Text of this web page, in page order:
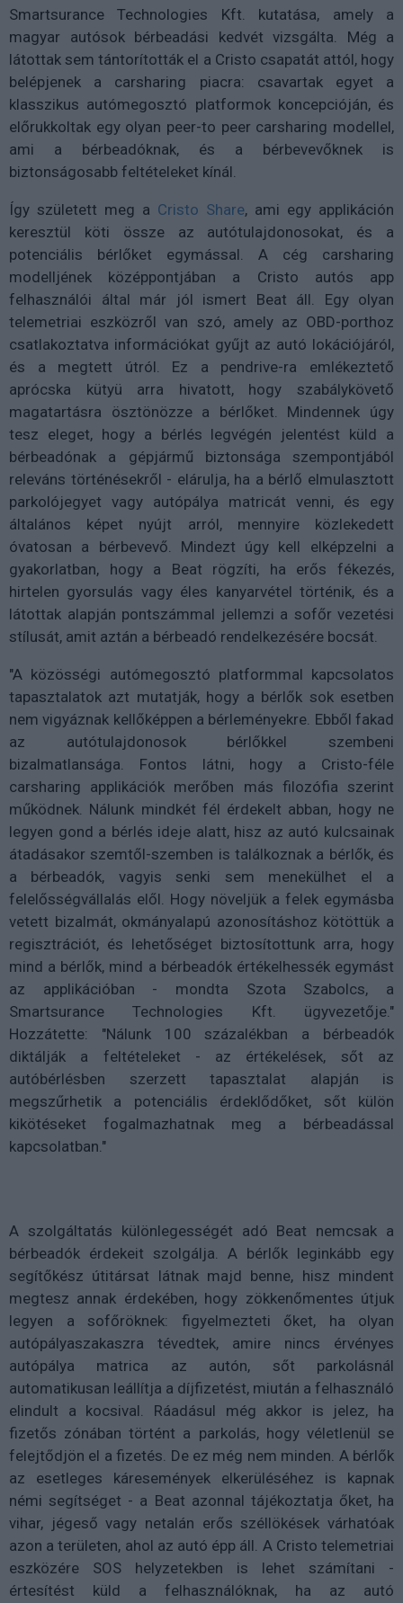
Smartsurance Technologies Kft. kutatása, amely a
magyar autósok bérbeadási kedvét vizsgálta. Még a
látottak sem tántorították el a Cristo csapatát attól, hogy
belépjenek a carsharing piacra: csavartak egyet a
klasszikus autómegosztó platformok koncepcióján, és
előrukkoltak egy olyan peer-to peer carsharing modellel,
ami a bérbeadóknak, és a bérbevevőknek is
biztonságosabb feltételeket kínál.
Így született meg a Cristo Share, ami egy applikáción
keresztül köti össze az autótulajdonosokat, és a
potenciális bérlőket egymással. A cég carsharing
modelljének középpontjában a Cristo autós app
felhasználói által már jól ismert Beat áll. Egy olyan
telemetriai eszközről van szó, amely az OBD-porthoz
csatlakoztatva információkat gyűjt az autó lokációjáról,
és a megtett útról. Ez a pendrive-ra emlékeztető
aprócska kütyü arra hivatott, hogy szabálykövető
magatartásra ösztönözze a bérlőket. Mindennek úgy
tesz eleget, hogy a bérlés legvégén jelentést küld a
bérbeadónak a gépjármű biztonsága szempontjából
releváns történésekről - elárulja, ha a bérlő elmulasztott
parkolójegyet vagy autópálya matricát venni, és egy
általános képet nyújt arról, mennyire közlekedett
óvatosan a bérbevevő. Mindezt úgy kell elképzelni a
gyakorlatban, hogy a Beat rögzíti, ha erős fékezés,
hirtelen gyorsulás vagy éles kanyarvétel történik, és a
látottak alapján pontszámmal jellemzi a sofőr vezetési
stílusát, amit aztán a bérbeadó rendelkezésére bocsát.
"A közösségi autómegosztó platformmal kapcsolatos
tapasztalatok azt mutatják, hogy a bérlők sok esetben
nem vigyáznak kellőképpen a bérleményekre. Ebből fakad
az autótulajdonosok bérlőkkel szembeni
bizalmatlansága. Fontos látni, hogy a Cristo-féle
carsharing applikációk merőben más filozófia szerint
működnek. Nálunk mindkét fél érdekelt abban, hogy ne
legyen gond a bérlés ideje alatt, hisz az autó kulcsainak
átadásakor szemtől-szemben is találkoznak a bérlők, és
a bérbeadók, vagyis senki sem menekülhet el a
felelősségvállalás elől. Hogy növeljük a felek egymásba
vetett bizalmát, okmányalapú azonosításhoz kötöttük a
regisztrációt, és lehetőséget biztosítottunk arra, hogy
mind a bérlők, mind a bérbeadók értékelhessék egymást
az applikációban - mondta Szota Szabolcs, a
Smartsurance Technologies Kft. ügyvezetője."
Hozzátette: "Nálunk 100 százalékban a bérbeadók
diktálják a feltételeket - az értékelések, sőt az
autóbérlésben szerzett tapasztalat alapján is
megszűrhetik a potenciális érdeklődőket, sőt külön
kikötéseket fogalmazhatnak meg a bérbeadással
kapcsolatban."
A szolgáltatás különlegességét adó Beat nemcsak a
bérbeadók érdekeit szolgálja. A bérlők leginkább egy
segítőkész útitársat látnak majd benne, hisz mindent
megtesz annak érdekében, hogy zökkenőmentes útjuk
legyen a sofőröknek: figyelmezteti őket, ha olyan
autópályaszakaszra tévedtek, amire nincs érvényes
autópálya matrica az autón, sőt parkolásnál
automatikusan leállítja a díjfizetést, miután a felhasználó
elindult a kocsival. Ráadásul még akkor is jelez, ha
fizetős zónában történt a parkolás, hogy véletlenül se
felejtődjön el a fizetés. De ez még nem minden. A bérlők
az esetleges káresemények elkerüléséhez is kapnak
némi segítséget - a Beat azonnal tájékoztatja őket, ha
vihar, jégeső vagy netalán erős széllökések várhatóak
azon a területen, ahol az autó épp áll. A Cristo telemetriai
eszközére SOS helyzetekben is lehet számítani -
értesítést küld a felhasználóknak, ha az autó